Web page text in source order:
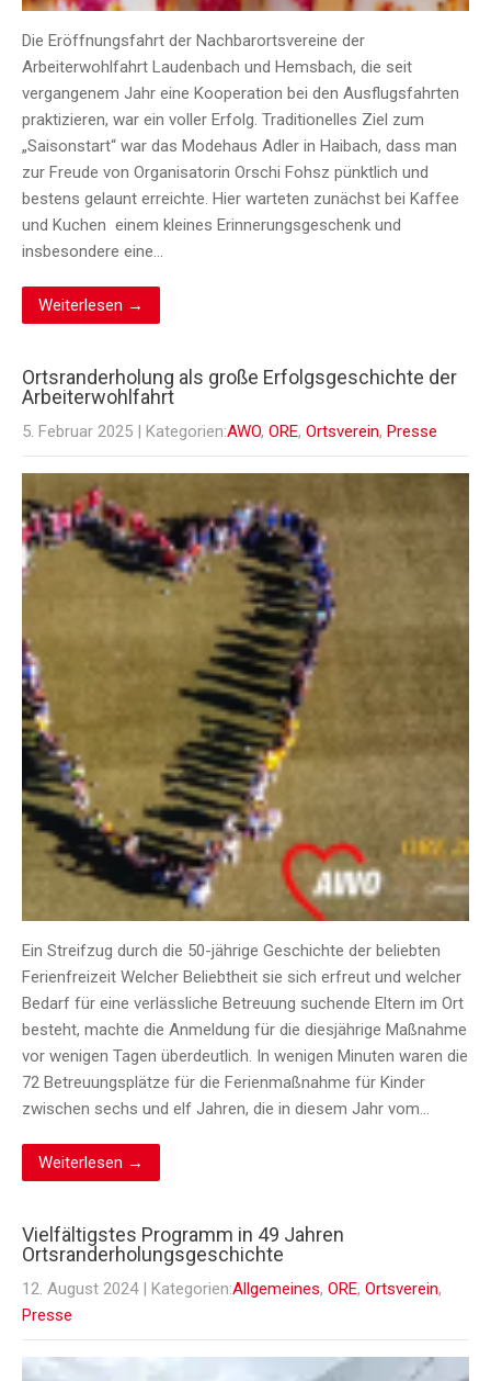
Die Eröffnungsfahrt der Nachbarortsvereine der
Arbeiterwohlfahrt Laudenbach und Hemsbach, die seit
vergangenem Jahr eine Kooperation bei den Ausflugsfahrten
praktizieren, war ein voller Erfolg. Traditionelles Ziel zum
„Saisonstart“ war das Modehaus Adler in Haibach, dass man
zur Freude von Organisatorin Orschi Fohsz pünktlich und
bestens gelaunt erreichte. Hier warteten zunächst bei Kaffee
und Kuchen einem kleines Erinnerungsgeschenk und
insbesondere eine…
Weiterlesen →
Ortsranderholung als große Erfolgsgeschichte der
Arbeiterwohlfahrt
5. Februar 2025 | Kategorien:AWO, ORE, Ortsverein, Presse
Ein Streifzug durch die 50-jährige Geschichte der beliebten
Ferienfreizeit Welcher Beliebtheit sie sich erfreut und welcher
Bedarf für eine verlässliche Betreuung suchende Eltern im Ort
besteht, machte die Anmeldung für die diesjährige Maßnahme
vor wenigen Tagen überdeutlich. In wenigen Minuten waren die
72 Betreuungsplätze für die Ferienmaßnahme für Kinder
zwischen sechs und elf Jahren, die in diesem Jahr vom…
Weiterlesen →
Vielfältigstes Programm in 49 Jahren
Ortsranderholungsgeschichte
12. August 2024 | Kategorien:Allgemeines, ORE, Ortsverein,
Presse